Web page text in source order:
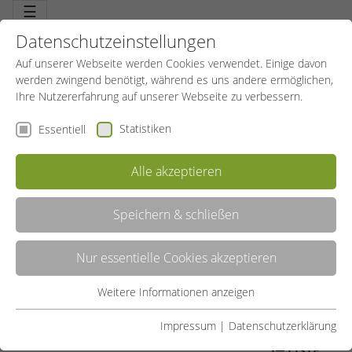
☰
BAUCH UND RÜCKEN
Sanftes und effektives Training für Ihren Rücken sowie intensive
Gymnastik zur Stärkung der Bauchmuskulatur. Ein wichtiges, vor
allem auch präventives Bewegungsangebot für Frauen und
Männer. Die ausgewogene Stabilisierung des Oberkörpers ist der
Schlüssel zu schmerzfreier Bewegung.
Datenschutzeinstellungen
Auf unserer Webseite werden Cookies verwendet. Einige davon
werden zwingend benötigt, während es uns andere ermöglichen,
Ihre Nutzererfahrung auf unserer Webseite zu verbessern.
Essentiell Statistiken
Alle akzeptieren
Speichern & schließen
Nur essentielle Cookies akzeptieren
Essentielle Cookies werden für grundlegende Funktionen der
Weitere Informationen anzeigen
Impressum | Datenschutzerklärung